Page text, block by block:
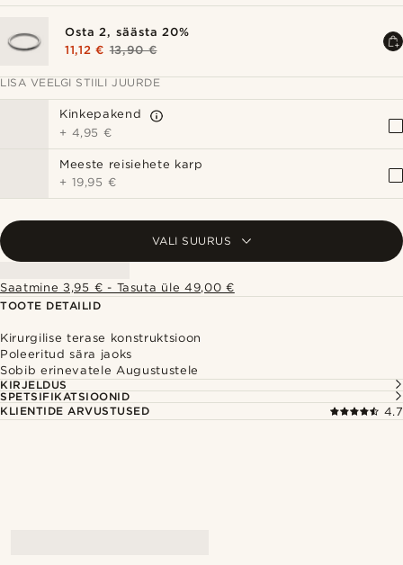
Osta 2, säästa 20%
11,12 € 13,90 €
LISA VEELGI STIILI JUURDE
Kinkepakend
+ 4,95 €
Meeste reisiehete karp
+ 19,95 €
VALI SUURUS
Saatmine 3,95 € - Tasuta üle 49,00 €
TOOTE DETAILID
Kirurgilise terase konstruktsioon
Poleeritud sära jaoks
Sobib erinevatele Augustustele
KIRJELDUS
SPETSIFIKATSIOONID
KLIENTIDE ARVUSTUSED
4.7